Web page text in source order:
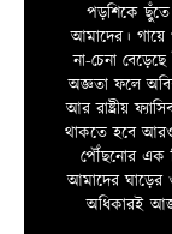
পড়শিকে ছুঁতে
আমাদের। গায়ে
না-চেনা
অজ্ঞতা ফলে
আর রাষ্ট্রীয়
থাকতে হবে আরও
পৌঁছনোর এক
আমাদের
অধিকারই আজ